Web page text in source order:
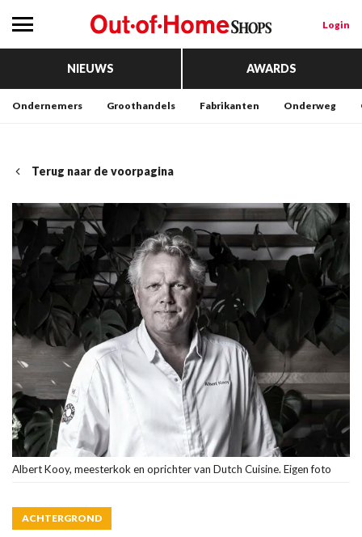
Login
NIEUWS AWARDS
Ondernemers Groothandels Fabrikanten Onderweg
Terug naar de voorpagina
Albert Kooy, meesterkok en oprichter van Dutch Cuisine. Eigen foto
ACHTERGROND